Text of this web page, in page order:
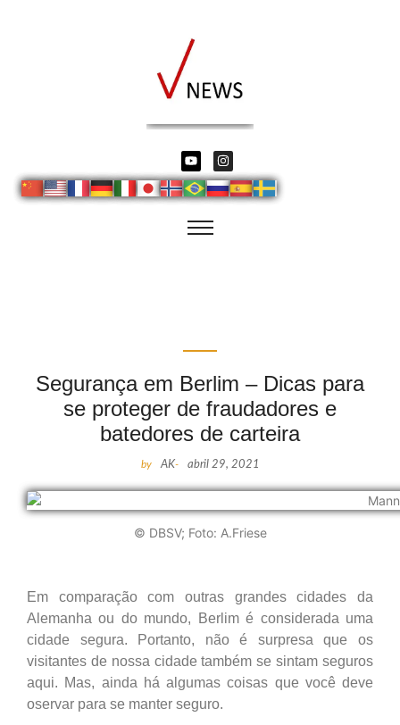
Segurança em Berlim – Dicas para
se proteger de fraudadores e
batedores de carteira
by AK- abril 29, 2021
© DBSV; Foto: A.Friese
Em comparação com outras grandes cidades da
Alemanha ou do mundo, Berlim é considerada uma
cidade segura. Portanto, não é surpresa que os
visitantes de nossa cidade também se sintam seguros
aqui. Mas, ainda há algumas coisas que você deve
oservar para se manter seguro.